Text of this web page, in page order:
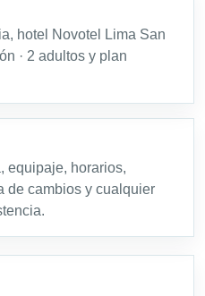
hotel Novotel Lima San
· 2 adultos y plan
equipaje, horarios,
de cambios y cualquier